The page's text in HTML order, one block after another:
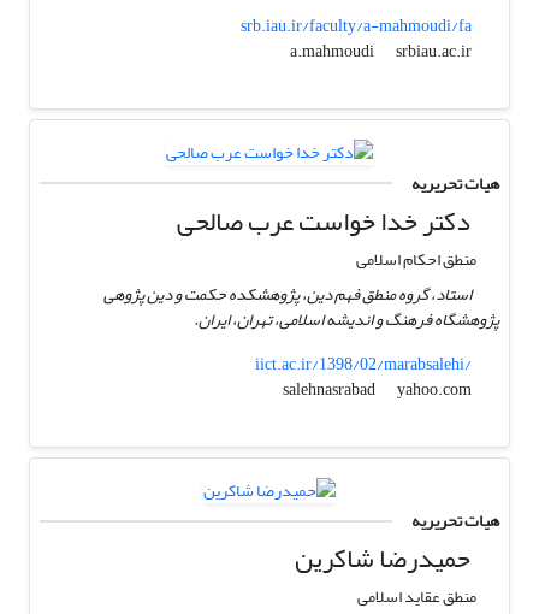
srb.iau.ir/faculty/a-mahmoudi/fa
a.mahmoudi
srbiau.ac.ir
هیات تحریریه
دکتر خدا خواست عرب صالحی
منطق احکام اسلامی
استاد، گروه منطق فهم دین، پژوهشکده حکمت و دین پژوهی
پژوهشگاه فرهنگ و اندیشه اسلامی، تهران، ایران.
iict.ac.ir/1398/02/marabsalehi/
salehnasrabad
yahoo.com
هیات تحریریه
حمیدرضا شاکرین
منطق عقاید اسلامی